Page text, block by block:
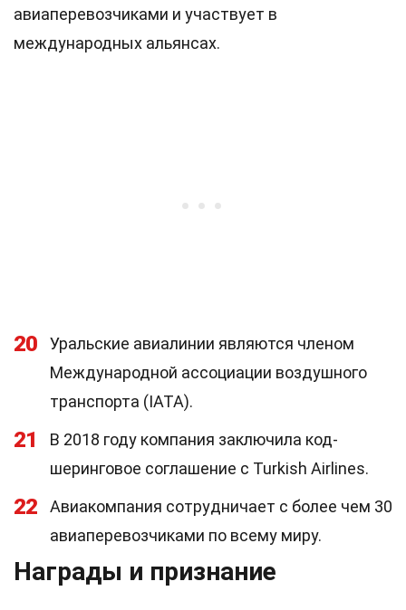
авиаперевозчиками и участвует в
международных альянсах.
20
Уральские авиалинии являются членом
Международной ассоциации воздушного
транспорта (IATA).
21
В 2018 году компания заключила код-
шеринговое соглашение с Turkish Airlines.
22
Авиакомпания сотрудничает с более чем 30
авиаперевозчиками по всему миру.
Награды и признание